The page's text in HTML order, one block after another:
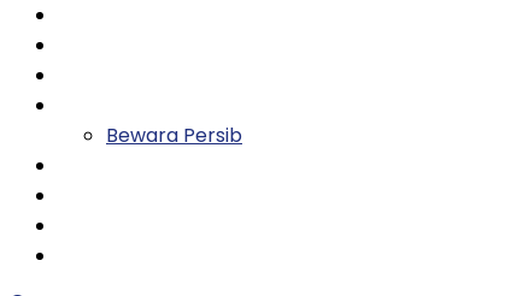
Bewara Persib